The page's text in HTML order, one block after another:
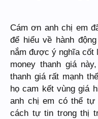
Cám ơn anh chị em
để hiểu về hành
nắm được ý nghĩa cốt
money thanh giá
thanh giá rất mạnh
họ cam kết vùng giá
anh chị em có thể
cách tự tin trong thị